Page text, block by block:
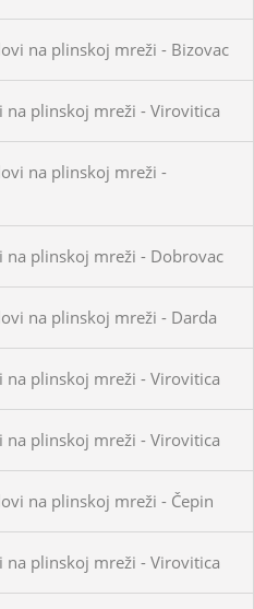
na plinskoj mreži - Bizovac
plinskoj mreži - Virovitica
na plinskoj mreži -
plinskoj mreži - Dobrovac
na plinskoj mreži - Darda
plinskoj mreži - Virovitica
plinskoj mreži - Virovitica
na plinskoj mreži - Čepin
plinskoj mreži - Virovitica